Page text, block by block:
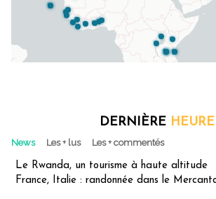
DERNIÈRE HEURE
News Les + lus Les + commentés
Le Rwanda, un tourisme à haute altitude
France, Italie : randonnée dans le